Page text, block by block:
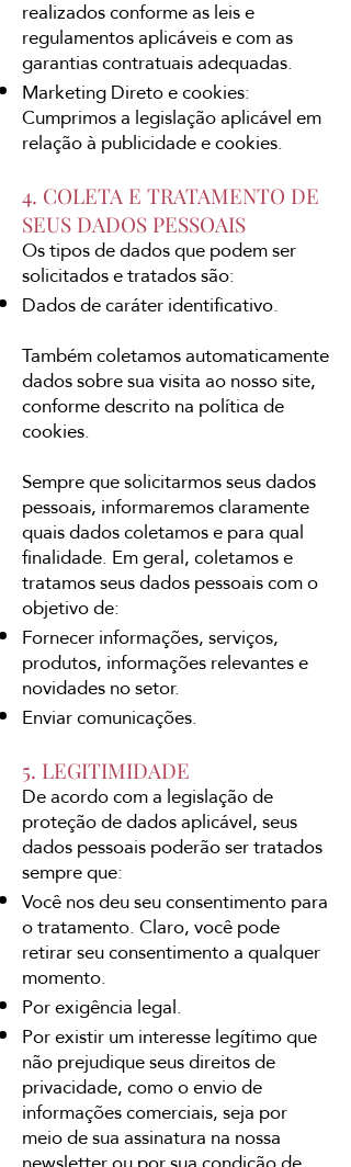
realizados conforme as leis e
regulamentos aplicáveis e com as
garantias contratuais adequadas.
Marketing Direto e cookies:
Cumprimos a legislação aplicável em
relação à publicidade e cookies.
4. COLETA E TRATAMENTO DE
SEUS DADOS PESSOAIS
Os tipos de dados que podem ser
solicitados e tratados são:
Dados de caráter identificativo.
Também coletamos automaticamente
dados sobre sua visita ao nosso site,
conforme descrito na política de
cookies.
Sempre que solicitarmos seus dados
pessoais, informaremos claramente
quais dados coletamos e para qual
finalidade. Em geral, coletamos e
tratamos seus dados pessoais com o
objetivo de:
Fornecer informações, serviços,
produtos, informações relevantes e
novidades no setor.
Enviar comunicações.
5. LEGITIMIDADE
De acordo com a legislação de
proteção de dados aplicável, seus
dados pessoais poderão ser tratados
sempre que:
Você nos deu seu consentimento para
o tratamento. Claro, você pode
retirar seu consentimento a qualquer
momento.
Por exigência legal.
Por existir um interesse legítimo que
não prejudique seus direitos de
privacidade, como o envio de
informações comerciais, seja por
meio de sua assinatura na nossa